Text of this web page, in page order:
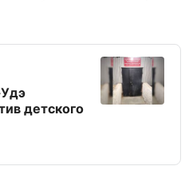
детского